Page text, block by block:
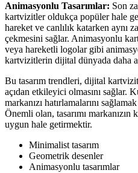
Animasyonlu Tasarımlar: Son
kartvizitler oldukça popüler hale
hareket ve canlılık katarken aynı
çekmesini sağlar. Animasyonlu
veya hareketli logolar gibi
kartvizitlerin dijital dünyada daha
Bu tasarım trendleri, dijital
açıdan etkileyici olmasını sağlar.
markanızı hatırlamalarını
Önemli olan, tasarımı
uygun hale getirmektir.
Minimalist tasarım
Geometrik desenler
Animasyonlu tasarımlar